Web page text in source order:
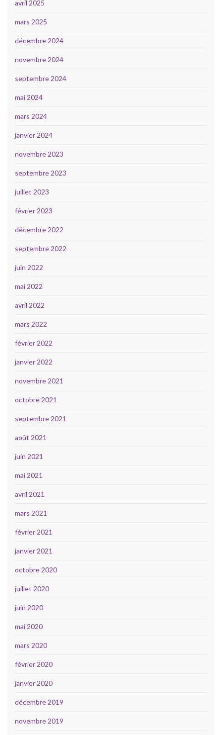
avril 2025
mars 2025
décembre 2024
novembre 2024
septembre 2024
mai 2024
mars 2024
janvier 2024
novembre 2023
septembre 2023
juillet 2023
février 2023
décembre 2022
septembre 2022
juin 2022
mai 2022
avril 2022
mars 2022
février 2022
janvier 2022
novembre 2021
octobre 2021
septembre 2021
août 2021
juin 2021
mai 2021
avril 2021
mars 2021
février 2021
janvier 2021
octobre 2020
juillet 2020
juin 2020
mai 2020
mars 2020
février 2020
janvier 2020
décembre 2019
novembre 2019